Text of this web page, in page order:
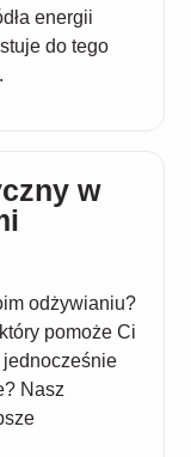
energii
do tego
w
odżywianiu?
pomoże Ci
Nasz